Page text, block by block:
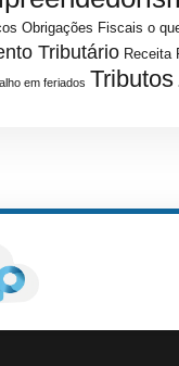
Obrigações Fiscais o
Tributário Receita
em feriados Tributos